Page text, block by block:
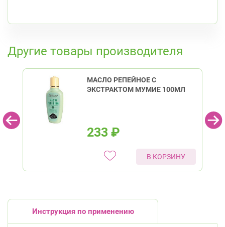
Другие товары производителя
МАСЛО РЕПЕЙНОЕ С
ЭКСТРАКТОМ МУМИЕ 100МЛ
233 ₽
В КОРЗИНУ
Инструкция по применению